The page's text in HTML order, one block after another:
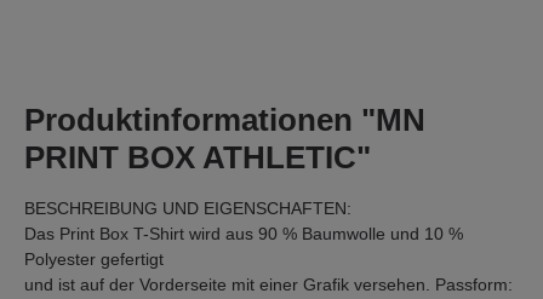
Produktinformationen "MN
PRINT BOX ATHLETIC"
BESCHREIBUNG UND EIGENSCHAFTEN:
Das Print Box T-Shirt wird aus 90 % Baumwolle und 10 %
Polyester gefertigt
und ist auf der Vorderseite mit einer Grafik versehen. Passform: